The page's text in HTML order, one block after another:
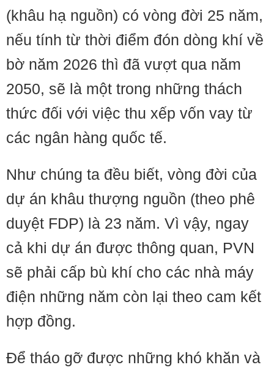
(khâu hạ nguồn) có vòng đời 25 năm,
nếu tính từ thời điểm đón dòng khí về
bờ năm 2026 thì đã vượt qua năm
2050, sẽ là một trong những thách
thức đối với việc thu xếp vốn vay từ
các ngân hàng quốc tế.
Như chúng ta đều biết, vòng đời của
dự án khâu thượng nguồn (theo phê
duyệt FDP) là 23 năm. Vì vậy, ngay
cả khi dự án được thông quan, PVN
sẽ phải cấp bù khí cho các nhà máy
điện những năm còn lại theo cam kết
hợp đồng.
Để tháo gỡ được những khó khăn và